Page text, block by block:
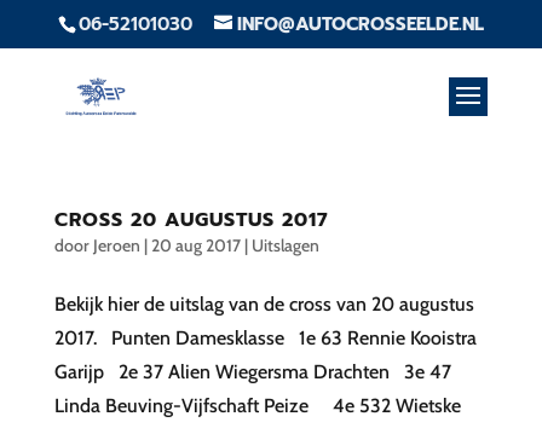
06-52101030 INFO@AUTOCROSSEELDE.NL
CROSS 20 AUGUSTUS 2017
door Jeroen |20 aug 2017| Uitslagen
Bekijk hier de uitslag van de cross van 20 augustus
2017. Punten Damesklasse 1e 63 Rennie Kooistra
Garijp 2e 37 Alien Wiegersma Drachten 3e 47
Linda Beuving-Vijfschaft Peize 4e 532 Wietske